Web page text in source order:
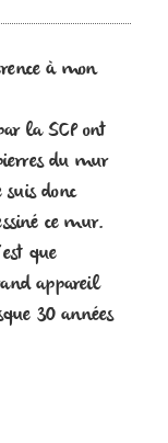
à mon
la SCP ont
du mur
donc
ce mur.
que
appareil
30 années